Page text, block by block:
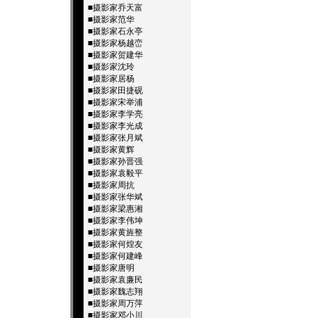
■摄影家乔天富
■摄影家范华
■摄影家石永亭
■摄影家杨越峦
■摄影家贺建华
■摄影家沈玲
■摄影家居杨
■摄影家田捷砚
■摄影家宋举浦
■摄影家李学亮
■摄影家李光成
■摄影家张月斌
■摄影家黄辉
■摄影家孙晋强
■摄影家袁毅平
■摄影家周抗
■摄影家张华斌
■摄影家梁惠湘
■摄影家李伟坤
■摄影家黄旌整
■摄影家何煌友
■摄影家何建峰
■摄影家唐明
■摄影家袁廉民
■摄影家魏志翔
■摄影家周万萍
■摄影家邓小川